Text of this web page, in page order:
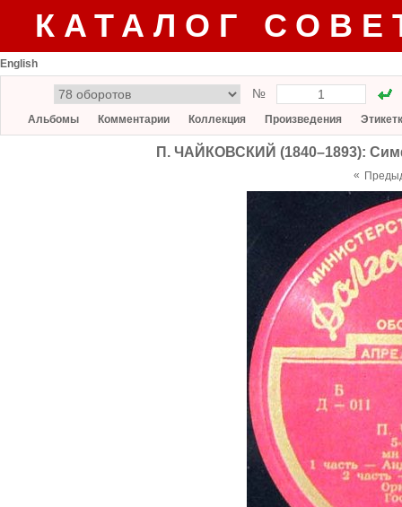
КАТАЛОГ
English
№
Альбомы Комментарии Коллекция Произведения
П. ЧАЙКОВСКИЙ (1840–1893):
«